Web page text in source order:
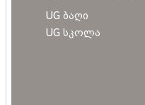
UG ბაღი
UG სკოლა